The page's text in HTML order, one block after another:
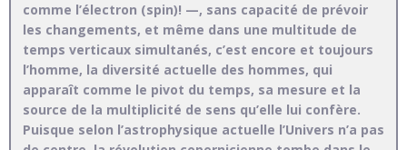
comme l’électron (spin)! —, sans capacité de prévoir
les changements, et même dans une multitude de
temps verticaux simultanés, c’est encore et toujours
l’homme, la diversité actuelle des hommes, qui
apparaît comme le pivot du temps, sa mesure et la
source de la multiplicité de sens qu’elle lui confère.
Puisque selon l’astrophysique actuelle l’Univers n’a pas